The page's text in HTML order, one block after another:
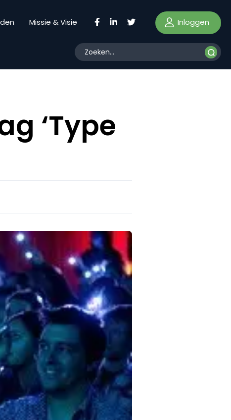
Missie & Visie Inloggen
‘Type